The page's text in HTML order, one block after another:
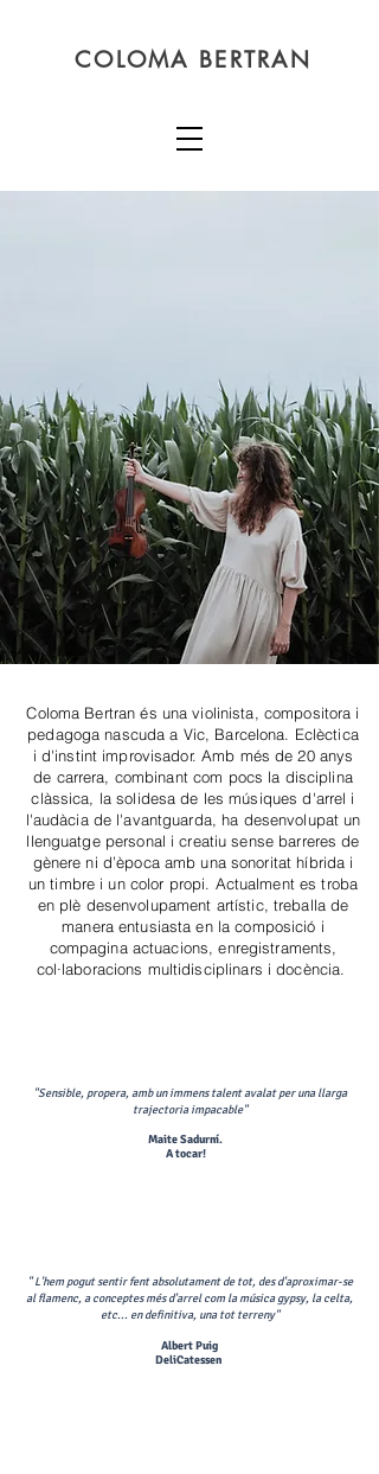
COLOMA BERTRAN
Coloma Bertran és una violinista, compositora i
pedagoga nascuda a Vic, Barcelona. Eclèctica
i d'instint improvisador. Amb més de 20 anys
de carrera, combinant com pocs la disciplina
clàssica, la solidesa de les músiques d'arrel i
l'audàcia de l'avantguarda, ha desenvolupat un
llenguatge personal i creatiu sense barreres de
gènere ni d’època amb una sonoritat híbrida i
un timbre i un color propi. Actualment es troba
en plè desenvolupament artístic, treballa de
manera entusiasta en la composició i
compagina actuacions, enregistraments,
col·laboracions multidisciplinars i docència.
"Sensible, propera, amb un immens talent avalat per una llarga
trajectoria impacable"
Maite Sadurní.
A tocar!
" L'hem pogut sentir fent absolutament de tot, des d'aproximar-se
al flamenc, a conceptes més d'arrel com la música gypsy, la celta,
etc... en definitiva, una tot terreny"
Albert Puig
DeliCatessen